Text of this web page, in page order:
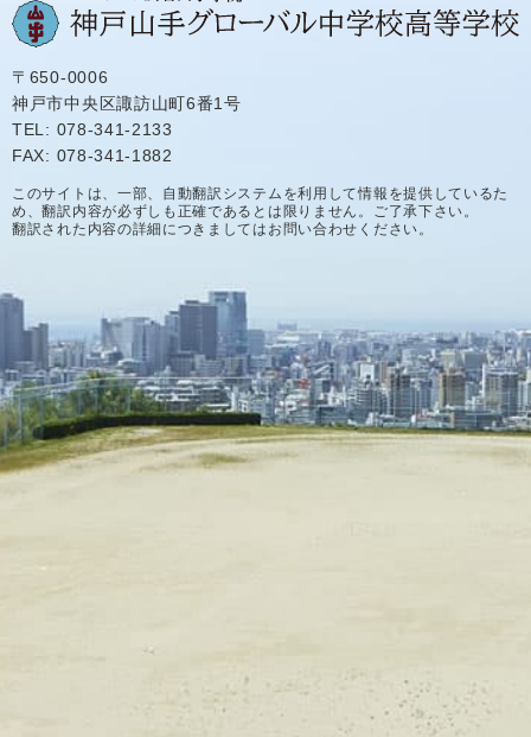
〒650-0006
神戸市中央区諏訪山町6番1号
TEL: 078-341-2133
FAX: 078-341-1882
このサイトは、一部、自動翻訳システムを利用して情報を提供しているた
め、翻訳内容が必ずしも正確であるとは限りません。ご了承下さい。
翻訳された内容の詳細につきましてはお問い合わせください。